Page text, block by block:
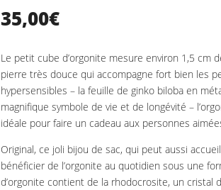
35,00€
Le petit cube d’orgonite mesure environ 1,5 cm
pierre très douce qui accompagne fort bien les
hypersensibles – la feuille de ginko biloba en
magnifique symbole de vie et de longévité –
idéale pour faire un cadeau aux personnes
Original, ce joli bijou de sac, qui peut aussi
bénéficier de l’orgonite au quotidien sous une
d’orgonite contient de la rhodocrosite, un cristal